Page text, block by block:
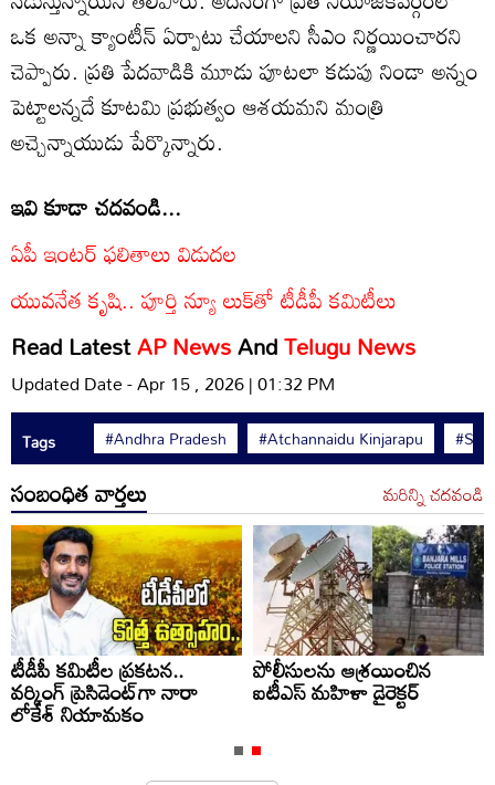
ఒక అన్నా క్యాంటీన్ ఏర్పాటు చేయాలని సీఎం నిర్ణయించారని
చెప్పారు. ప్రతి పేదవాడికి మూడు పూటలా కడుపు నిండా అన్నం
పెట్టాలన్నదే కూటమి ప్రభుత్వం ఆశయమని మంత్రి
అచ్చెన్నాయుడు పేర్కొన్నారు.
ఇవి కూడా చదవండి...
ఏపీ ఇంటర్ ఫలితాలు విడుదల
యువనేత కృషి.. పూర్తి న్యూ లుక్‌తో టీడీపీ కమిటీలు
Read LatestAP NewsAndTelugu News
Updated Date - Apr 15 , 2026 | 01:32 PM
Tags #Andhra Pradesh #Atchannaidu Kinjarapu
సంబంధిత వార్తలు మరిన్ని చదవండి
టీడీపీ కమిటీల ప్రకటన..
వర్కింగ్ ప్రెసిడెంట్‌గా నారా
లోకేశ్ నియామకం
పోలీసులను ఆశ్రయించిన
ఐటీఎస్ మహిళా డైరెక్టర్